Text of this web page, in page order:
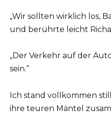
„Wir sollten wirklich los,
und berührte leicht
„Der Verkehr auf der
sein.“
Ich stand vollkommen
ihre teuren Mäntel